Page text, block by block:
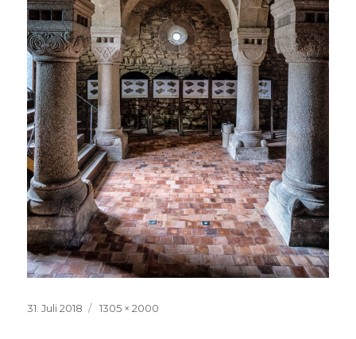
Veröffentlicht
31. Juli 2018
Volle
1305 × 2000